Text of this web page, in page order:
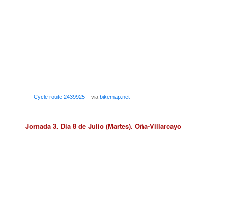
Cycle route 2439925 – via bikemap.net
Jornada 3. Día 8 de Julio (Martes). Oña-Villarcayo